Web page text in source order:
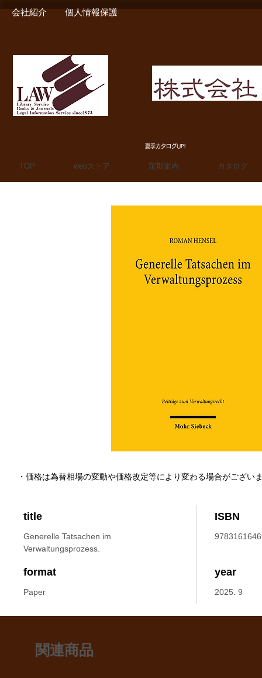
会社紹介 個人情報保護
夏季カタログUP!
TOP webストア 定期案内 カタログ
title
Generelle Tatsachen im
Verwaltungsprozess.
ISBN
format
Paper
year
2025. 9
・価格は為替相場の変動や価格改定等により変わる場合がござい
関連商品